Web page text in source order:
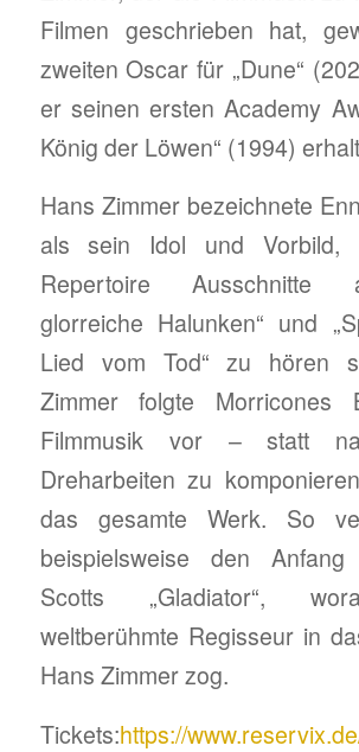
Filmen geschrieben hat,
zweiten Oscar für „Dune“
er seinen ersten Academy
König der Löwen“ (1994)
Hans Zimmer bezeichnete
als sein Idol und Vorbild,
Repertoire Ausschnitte
glorreiche Halunken“ und
Lied vom Tod“ zu hören
Zimmer folgte Morricones
Filmmusik vor – statt
Dreharbeiten zu
das gesamte Werk. So
beispielsweise den
Scotts „Gladiator“,
weltberühmte Regisseur in
Hans Zimmer zog.
Tickets:https://